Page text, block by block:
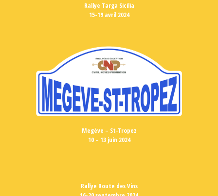
Rallye Targa Sicilia
15-19 avril 2024
Megève – St-Tropez
10 – 13 juin 2024
Rallye Route des Vins